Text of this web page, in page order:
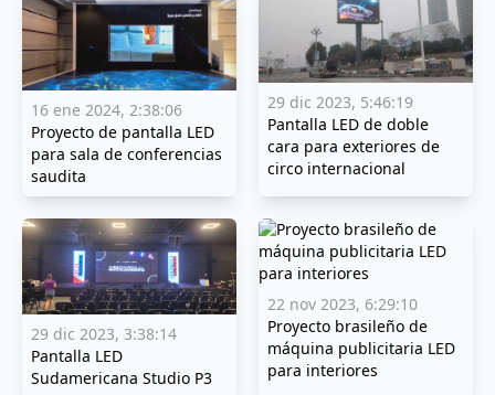
16 ene 2024, 2:38:06
Proyecto de pantalla LED
para sala de conferencias
saudita
29 dic 2023, 5:46:19
Pantalla LED de doble
cara para exteriores de
circo internacional
29 dic 2023, 3:38:14
Pantalla LED
Sudamericana Studio P3
22 nov 2023, 6:29:10
Proyecto brasileño de
máquina publicitaria LED
para interiores